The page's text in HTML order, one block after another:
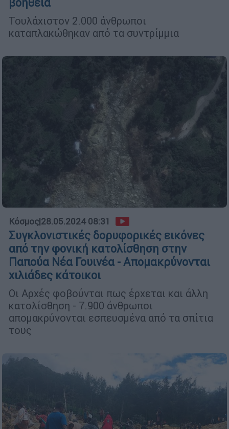
βοήθεια
Τουλάχιστον 2.000 άνθρωποι
καταπλακώθηκαν από τα συντρίμμια
Κόσμος|28.05.2024 08:31
Συγκλονιστικές δορυφορικές εικόνες
από την φονική κατολίσθηση στην
Παπούα Νέα Γουινέα - Απομακρύνονται
χιλιάδες κάτοικοι
Οι Αρχές φοβούνται πως έρχεται και άλλη
κατολίσθηση - 7.900 άνθρωποι
απομακρύνονται εσπευσμένα από τα σπίτια
τους